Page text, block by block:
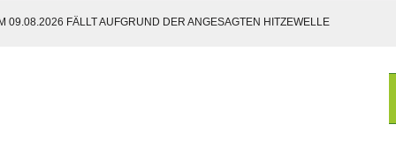
09.08.2026 FÄLLT AUFGRUND DER ANGESAGTEN HITZEWELLE
AM 06.09.2026
TIERHERBERGE EGELSBACH